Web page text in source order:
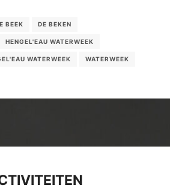
BEEK DE BEKEN
HENGEL'EAU WATERWEEK
WATERWEEK WATERWEEK